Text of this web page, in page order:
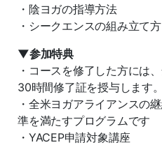
・陰ヨガの指導方法
・シークエンスの組み立て
▼参加特典
・コースを修了した方には
30時間修了証を授与します
・全米ヨガアライアンスの
準を満たすプログラムです
・YACEP申請対象講座